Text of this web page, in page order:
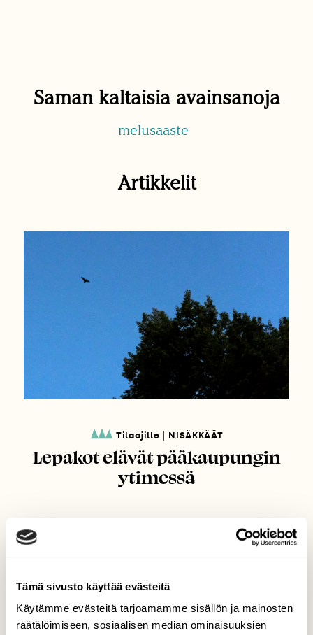
Tämä sivusto käyttää evästeitä
Käytämme evästeitä tarjoamamme sisällön ja mainosten
räätälöimiseen, sosiaalisen median ominaisuuksien
Saman kaltaisia avainsanoja
melusaaste
Artikkelit
Tilaajille NISÄKKÄÄT
Lepakot elävät pääkaupungin
ytimessä